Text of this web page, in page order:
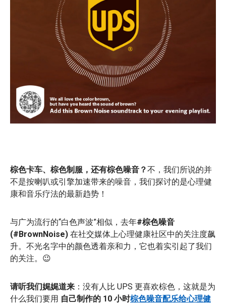
棕色卡车、棕色制服，还有棕色噪音？不，我们所说的并
不是按喇叭或引擎加速带来的噪音，我们探讨的是心理健
康和音乐疗法的最新趋势！
与广为流行的“白色声波”相似，去年#棕色噪音
(#BrownNoise) 在社交媒体上心理健康社区中的关注度飙
升。不光名字中的颜色透着亲和力，它也着实引起了我们
的关注。😉
请听我们娓娓道来 ：没有人比 UPS 更喜欢棕色，这就是为
什么我们要用 自己制作的 10 小时棕色噪音配乐给心理健